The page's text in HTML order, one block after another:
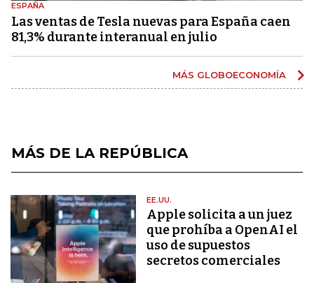
ESPAÑA
Las ventas de Tesla nuevas para España caen
81,3% durante interanual en julio
MÁS GLOBOECONOMÍA
MÁS DE LA REPÚBLICA
EE.UU.
Apple solicita a un juez
que prohíba a OpenAI el
uso de supuestos
secretos comerciales